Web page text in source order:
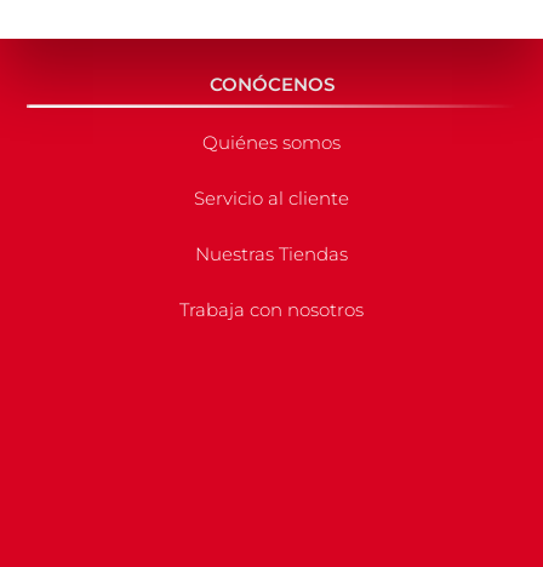
CONÓCENOS
Quiénes somos
Servicio al cliente
Nuestras Tiendas
Trabaja con nosotros